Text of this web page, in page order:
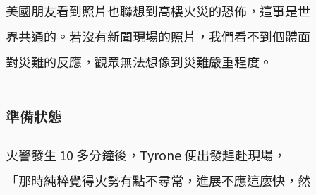
美國朋友看到照片也聯想到高樓火災的恐佈，這事是世
界共通的。若沒有新聞現場的照片，我們看不到個體面
對災難的反應，觀眾無法想像到災難嚴重程度。
準備狀態
火警發生 10 多分鐘後，Tyrone 便出發趕赴現場，
「那時純粹覺得火勢有點不尋常，進展不應這麼快，然